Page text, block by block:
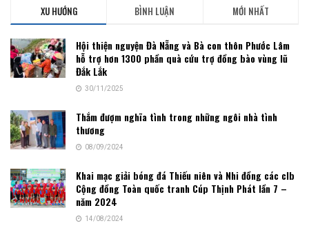
XU HƯỚNG BÌNH LUẬN MỚI NHẤT
Hội thiện nguyện Đà Nẵng và Bà con thôn Phước Lâm
hỗ trợ hơn 1300 phần quà cứu trợ đồng bào vùng lũ
Đắk Lắk
30/11/2025
Thắm đượm nghĩa tình trong những ngôi nhà tình
thương
08/09/2024
Khai mạc giải bóng đá Thiếu niên và Nhi đồng các clb
Cộng đồng Toàn quốc tranh Cúp Thịnh Phát lần 7 –
năm 2024
14/08/2024